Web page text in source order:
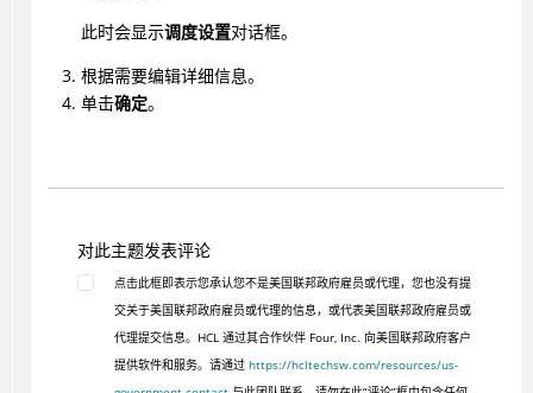
此时会显示调度设置对话框。
根据需要编辑详细信息。
单击确定。
对此主题发表评论
点击此框即表示您承认您不是美国联邦政府雇员或代理，您也没有提
交关于美国联邦政府雇员或代理的信息，或代表美国联邦政府雇员或
代理提交信息。HCL 通过其合作伙伴 Four, Inc. 向美国联邦政府客户
提供软件和服务。请通过 https://hcltechsw.com/resources/us-